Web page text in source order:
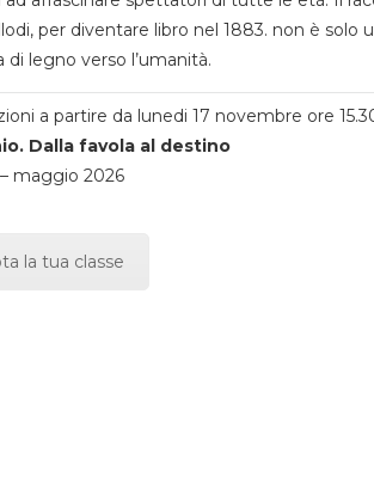
per diventare libro nel 1883. non è solo
di legno verso l’umanità.
a partire da lunedi 17 novembre ore
Dalla favola al destino
maggio 2026
la tua classe